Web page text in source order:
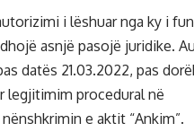
i lëshuar nga ky i
asnjë pasojë juridike.
datës 21.03.2022, pas
legjitimim procedural në
e aktit “Ankim”.